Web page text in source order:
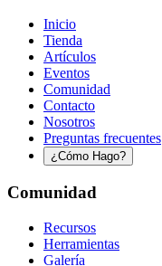
Inicio
Tienda
Artículos
Eventos
Comunidad
Contacto
Nosotros
Preguntas frecuentes
¿Cómo Hago?
Comunidad
Recursos
Herramientas
Galería